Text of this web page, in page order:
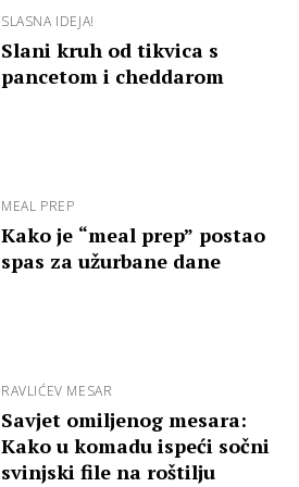
SLASNA IDEJA!
Slani kruh od tikvica s
pancetom i cheddarom
MEAL PREP
Kako je “meal prep” postao
spas za užurbane dane
RAVLIĆEV MESAR
Savjet omiljenog mesara:
Kako u komadu ispeći sočni
svinjski file na roštilju